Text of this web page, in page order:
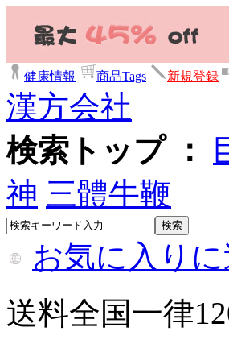
健康情報 商品Tags 新規登録
漢方会社
検索トップ ：
神 三體牛鞭
お気に入りに
送料全国一律